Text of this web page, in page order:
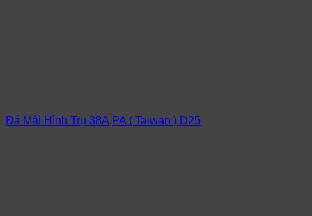
Đá Mài Hình Trụ 38A,PA ( Taiwan ) D25